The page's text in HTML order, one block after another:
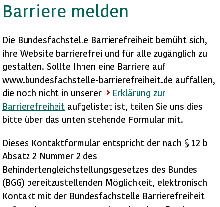
Barriere melden
Die Bundesfachstelle Barrierefreiheit bemüht sich,
ihre Website barrierefrei und für alle zugänglich zu
gestalten. Sollte Ihnen eine Barriere auf
www.bundesfachstelle-barrierefreiheit.de auffallen,
die noch nicht in unserer
Erklärung zur
Barrierefreiheit aufgelistet ist, teilen Sie uns dies
bitte über das unten stehende Formular mit.
Dieses Kontaktformular entspricht der nach § 12 b
Absatz 2 Nummer 2 des
Behindertengleichstellungsgesetzes des Bundes
(BGG) bereitzustellenden Möglichkeit, elektronisch
Kontakt mit der Bundesfachstelle Barrierefreiheit